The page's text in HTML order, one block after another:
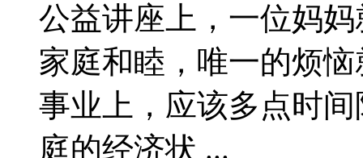
公益讲座上，一位妈
家庭和睦，唯一的烦
事业上，应该多点时
庭的经济状 ...